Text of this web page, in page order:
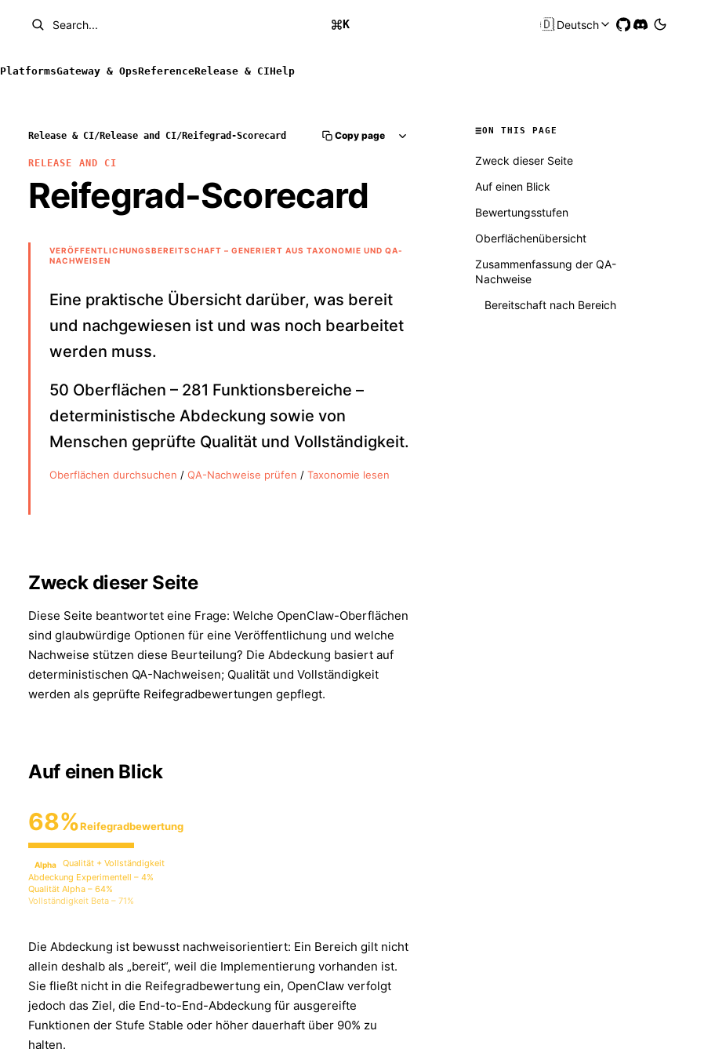
Search... K 🇩🇪Deutsch
PlatformsGateway & OpsReferenceRelease & CIHelp
Release & CI/Release and CI/Reifegrad-Scorecard Copy page
RELEASE AND CI
Reifegrad-Scorecard
VERÖFFENTLICHUNGSBEREITSCHAFT – GENERIERT AUS TAXONOMIE UND QA-
NACHWEISEN
Eine praktische Übersicht darüber, was bereit
und nachgewiesen ist und was noch bearbeitet
werden muss.
50 Oberflächen – 281 Funktionsbereiche –
deterministische Abdeckung sowie von
Menschen geprüfte Qualität und Vollständigkeit.
Oberflächen durchsuchen / QA-Nachweise prüfen / Taxonomie lesen
Zweck dieser Seite
Diese Seite beantwortet eine Frage: Welche OpenClaw-Oberflächen
sind glaubwürdige Optionen für eine Veröffentlichung und welche
Nachweise stützen diese Beurteilung? Die Abdeckung basiert auf
deterministischen QA-Nachweisen; Qualität und Vollständigkeit
werden als geprüfte Reifegradbewertungen gepflegt.
Auf einen Blick
68%Reifegradbewertung
Alpha
Qualität + Vollständigkeit
Abdeckung Experimentell – 4%
Qualität Alpha – 64%
Vollständigkeit Beta – 71%
Die Abdeckung ist bewusst nachweisorientiert: Ein Bereich gilt nicht
allein deshalb als „bereit“, weil die Implementierung vorhanden ist.
Sie fließt nicht in die Reifegradbewertung ein, OpenClaw verfolgt
jedoch das Ziel, die End-to-End-Abdeckung für ausgereifte
Funktionen der Stufe Stable oder höher dauerhaft über 90% zu
halten.
ON THIS PAGE
Zweck dieser Seite
Auf einen Blick
Bewertungsstufen
Oberflächenübersicht
Zusammenfassung der QA-
Nachweise
Bereitschaft nach Bereich